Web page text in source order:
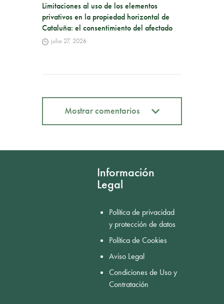
Limitaciones al uso de los elementos
privativos en la propiedad horizontal de
Cataluña: el consentimiento del afectado
julio 27, 2026
Mostrar comentarios
Información
Legal
Política de privacidad
y protección de datos
Política de Cookies
Aviso Legal
Condiciones de Uso y
Contratación